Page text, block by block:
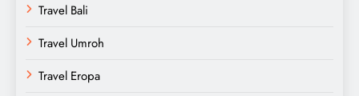
Travel Bali
Travel Umroh
Travel Eropa